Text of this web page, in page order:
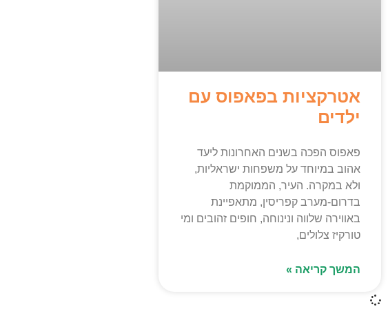
אטרקציות בפאפוס עם
ילדים
פאפוס הפכה בשנים האחרונות ליעד
אהוב במיוחד על משפחות ישראליות,
ולא במקרה. העיר, הממוקמת
בדרום-מערב קפריסין, מתאפיינת
באווירה שלווה ונינוחה, חופים זהובים ומי
טורקיז צלולים,
המשך קריאה »